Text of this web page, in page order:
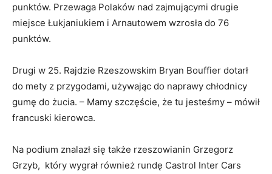
punktów. Przewaga Polaków nad zajmującymi drugie
miejsce Łukjaniukiem i Arnautowem wzrosła do 76
punktów.
Drugi w 25. Rajdzie Rzeszowskim Bryan Bouffier dotarł
do mety z przygodami, używając do naprawy chłodnicy
gumę do żucia. – Mamy szczęście, że tu jesteśmy – mówił
francuski kierowca.
Na podium znalazł się także rzeszowianin Grzegorz
Grzyb, który wygrał również rundę Castrol Inter Cars